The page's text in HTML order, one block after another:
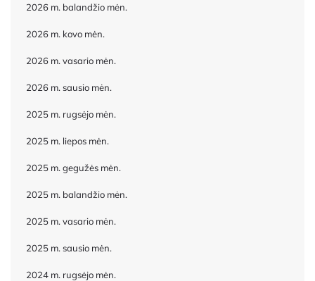
2026 m. balandžio mėn.
2026 m. kovo mėn.
2026 m. vasario mėn.
2026 m. sausio mėn.
2025 m. rugsėjo mėn.
2025 m. liepos mėn.
2025 m. gegužės mėn.
2025 m. balandžio mėn.
2025 m. vasario mėn.
2025 m. sausio mėn.
2024 m. rugsėjo mėn.